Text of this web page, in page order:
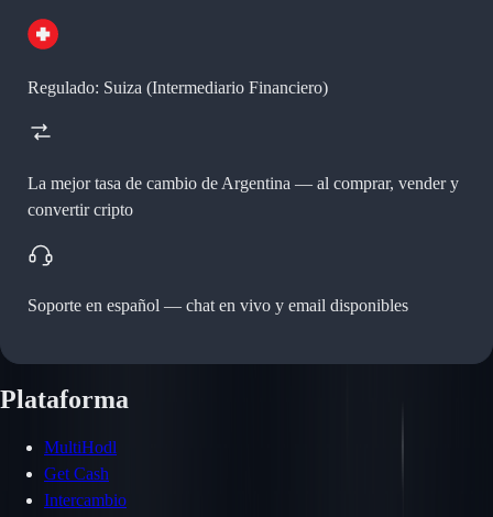
Regulado: Suiza (Intermediario Financiero)
La mejor tasa de cambio de Argentina — al comprar, vender y
convertir cripto
Soporte en español — chat en vivo y email disponibles
Plataforma
MultiHodl
Get Cash
Intercambio